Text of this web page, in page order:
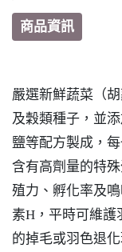
商品資訊
嚴選新鮮蔬菜（
及穀類種子，並
鹽等配方製成，
含有高劑量的特
殖力、孵化率及
素H，平時可維護
的掉毛或羽色退